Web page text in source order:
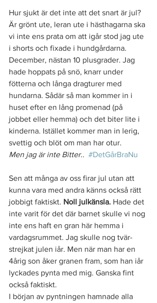
Hur sjukt är det inte att det snart är jul?
Är grönt ute, leran ute i hästhagarna ska
vi inte ens prata om att igår stod jag ute
i shorts och fixade i hundgårdarna.
December, nästan 10 plusgrader. Jag
hade hoppats på snö, knarr under
fötterna och långa dragturer med
hundarna. Sådär så man kommer in i
huset efter en lång promenad (på
jobbet eller hemma) och det biter lite i
kinderna. Istället kommer man in lerig,
svettig och blöt om man har otur.
Men jag är inte Bitter.. #DetGårBraNu
Sen att många av oss firar jul utan att
kunna vara med andra känns också rätt
jobbigt faktiskt. Noll julkänsla. Hade det
inte varit för det där barnet skulle vi nog
inte ens haft en gran här hemma i
vardagsrummet. Jag skulle nog tvär-
strejkat julen iår. Men när man har en
4årig son åker granen fram, som han iår
lyckades pynta med mig. Ganska fint
också faktiskt.
I början av pyntningen hamnade alla